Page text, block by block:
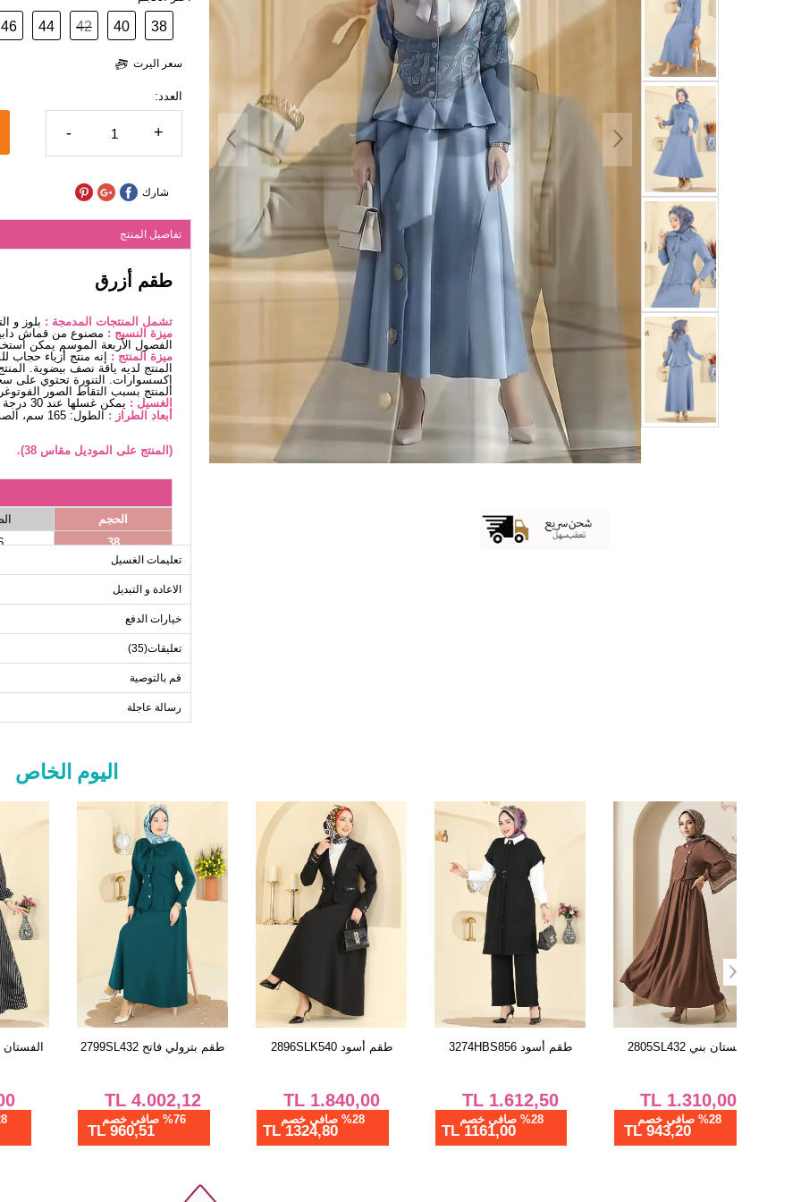
38
40
42
44
46
سعر اليرت
العدد:
- +
شارك
تفاصيل المنتج
طقم أزرق
تشمل المنتجات المدمجة : بلوز و
ميزة النسيج : مصنوع من قماش
الفصول الأربعة الموسم يمكن
ميزة المنتج : إنه منتج أزياء حجاب
المنتج لديه ياقة نصف بيضوية.
إكسسوارات. التنورة تحتوي على
المنتج بسبب التقاط الصور
الغسيل : يمكن غسلها عند 30 درجة دون كتابة. (غسيل دقيق)
أبعاد الطراز : الطول: 165 سم، الصدر: 80 سم، الخصر68، الوركين: 96 سم، الوزن: 54كغ
(المنتج على الموديل مقاس 38).
الحجم
38
40
42
46
38
تعليمات الغسيل
الاعادة و التبديل
خيارات الدفع
تعليقات(35)
قم بالتوصية
رسالة عاجلة
اليوم الخاص
طقم بترولي فاتح 2799SL432
4.002,12
%76 صافي خصم
960,51 TL
طقم أسود 2896SLK540
1.840,00
%28 صافي خصم
1324,80 TL
طقم أسود 3274HBS856
1.612,50
%28 صافي خصم
1161,00 TL
الفستان بني 2805SL432
1.310,00
%28 صافي خصم
943,20 TL